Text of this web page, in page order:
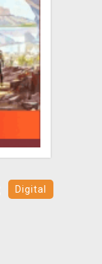
Digital